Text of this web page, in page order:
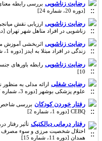
رضایت زناشویی بررسی رابطه معنای
[دوره 20، شماره 24]
رضایت زناشویی ارزیابی نقش میانجی
زناشویی در افراد متاهل شهر تهران [دوره 7، شماره
رضایت زناشویی اثربخشی آموزش
زندگی در افراد مبتلا به ایدز [دوره 1، شماره 1]
رضایت زناشویی
10]
رضایت شغلی ارائه مدلی به منظور
علوم پزشکی بوشهر [دوره 3، شماره 7]
رفتار خوردن کودکان بررسی شاخص
CEBQ [دوره 1، شماره 2]
رفتار درمانی دیالکتیک تأثیر رفتار
اختلال شخصیت مرزی و سوء مصرف
همدان [دوره 11، شماره 15]